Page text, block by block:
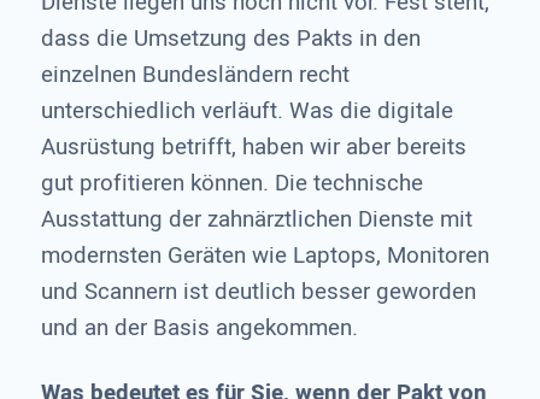
dass die Umsetzung des Pakts in den
einzelnen Bundesländern recht
unterschiedlich verläuft. Was die digitale
Ausrüstung betrifft, haben wir aber bereits
gut profitieren können. Die technische
Ausstattung der zahnärztlichen Dienste mit
modernsten Geräten wie Laptops, Monitoren
und Scannern ist deutlich besser geworden
und an der Basis angekommen.